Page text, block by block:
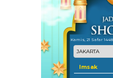
Kamis, 21 Safar
Imsak